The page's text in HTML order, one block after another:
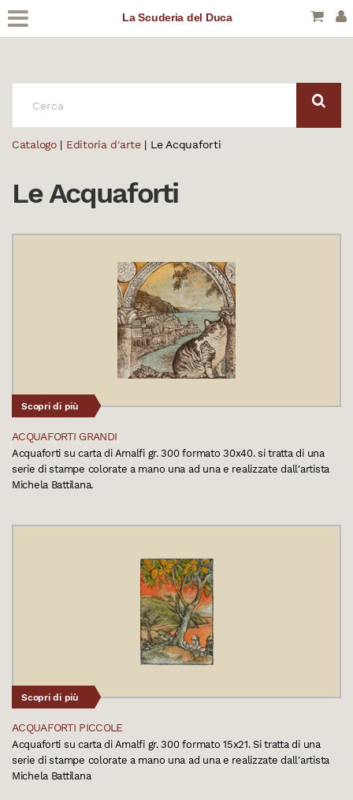
La Scuderia del Duca
Catalogo| Editoria d'arte | Le Acquaforti
Le Acquaforti
Scopri di più
ACQUAFORTI GRANDI
Acquaforti su carta di Amalfi gr. 300 formato 30x40. si tratta di una
serie di stampe colorate a mano una ad una e realizzate dall'artista
Michela Battilana.
Scopri di più
ACQUAFORTI PICCOLE
Acquaforti su carta di Amalfi gr. 300 formato 15x21. Si tratta di una
serie di stampe colorate a mano una ad una e realizzate dall'artista
Michela Battilana